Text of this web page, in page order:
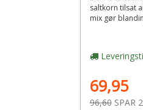
saltkorn tilsat
mix gør
69,95
96,60 SPAR